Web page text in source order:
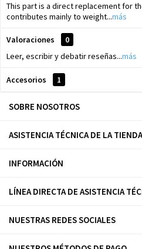
This part is a direct replacement for
contributes mainly to weight...más
Valoraciones
0
Leer, escribir y debatir reseñas...más
Accesorios 1
SOBRE NOSOTROS
ASISTENCIA TÉCNICA DE LA TIENDA
INFORMACIÓN
LÍNEA DIRECTA DE ASISTENCIA
NUESTRAS REDES SOCIALES